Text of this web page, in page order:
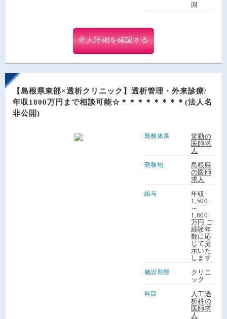
回
求人詳細を確認する
【島根県東部×透析クリニック】透析管理・外来診療/
年収1800万円まで相談可能☆＊＊＊＊＊＊＊＊(法人名
非公開)
勤務体系
常勤の
医師求
人
勤務地
島根県
の医師
求人
給与
年収
1,500
～
1,800
万円 ご
経験年
数に応
じて提
示いた
します
施設形態
クリニ
ック
科目
人工透
析科の
医師求
人